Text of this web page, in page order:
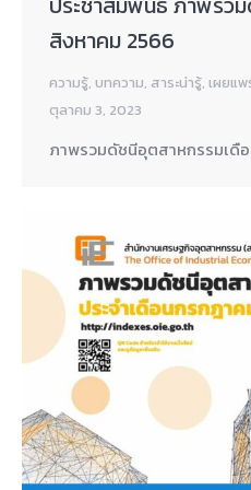
สิงหาคม 2566
ความรู้, บทความ, สาระน่ารู้, เผยแพ
ตุลาคม 3, 2023
ภาพรวมดัชนีอุตสาหกรรมเดื